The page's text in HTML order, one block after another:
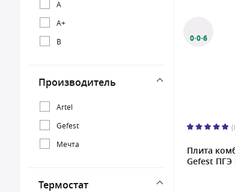
A
A+
B
Производитель
Artel
Gefest
Мечта
Термостат
0·0·6
Плита
Gefest ПГЭ